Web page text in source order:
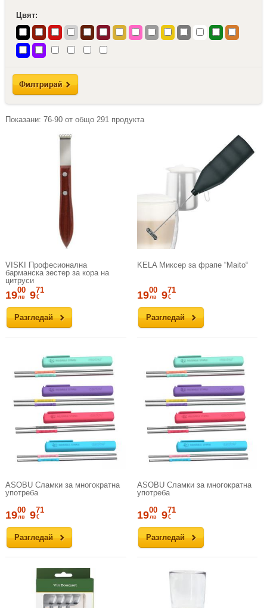
Цвят:
Показани: 76-90от общо 291 продукта
VISKI Професионална
барманска зестер за кора на
цитруси
Разгледай
1900
лв 971
€
KELA Миксер за фрапе “Maito“
Разгледай
1900
лв 971
€
ASOBU Сламки за многократна
употреба
Разгледай
1900
лв 971
€
ASOBU Сламки за многократна
употреба
Разгледай
1900
лв 971
€